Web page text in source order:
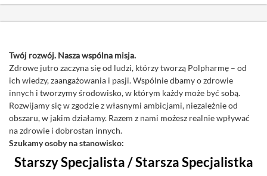
Twój rozwój. Nasza wspólna misja.
Zdrowe jutro zaczyna się od ludzi, którzy tworzą Polpharmę – od
ich wiedzy, zaangażowania i pasji. Wspólnie dbamy o zdrowie
innych i tworzymy środowisko, w którym każdy może być sobą.
Rozwijamy się w zgodzie z własnymi ambicjami, niezależnie od
obszaru, w jakim działamy. Razem z nami możesz realnie wpływać
na zdrowie i dobrostan innych.
Szukamy osoby na stanowisko:
Starszy Specjalista / Starsza Specjalistka